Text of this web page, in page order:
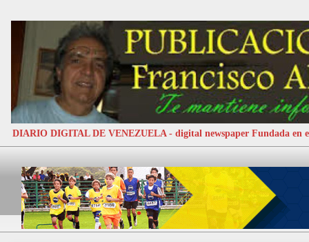
DIARIO DIGITAL DE VENEZUELA - digital newspaper Fundada en